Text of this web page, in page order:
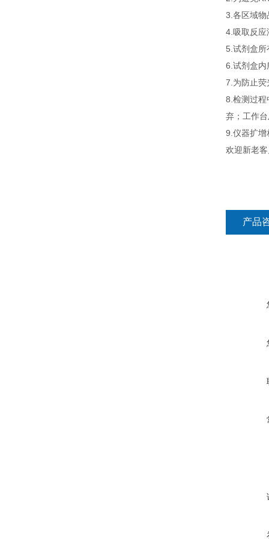
3.各区域物
4.吸取反应
5.试剂盒所
6.试剂盒内
7.为防止荧
8.检测过程
弃；工作
9.仪器扩增
欢迎新老
产品